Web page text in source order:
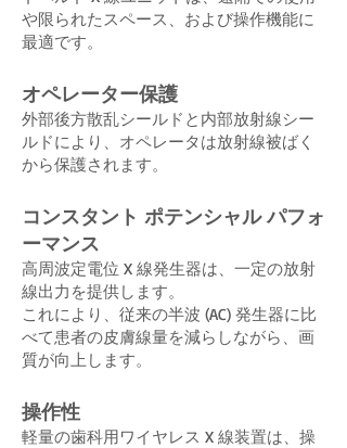
や限られたスペース、および操作機能に
最適です。
オペレーター保護
外部後方散乱シールドと内部放射線シー
ルドにより、オペレータは放射線被ばく
から保護されます。
コンスタント ポテンシャル パフォ
ーマンス
高周波定電位 X 線発生器は、一定の放射
線出力を提供します。
これにより、従来の半波 (AC) 発生器に比
べて患者の皮膚線量を減らしながら、画
質が向上します。
操作性
軽量の歯科用ワイヤレス X 線装置は、操